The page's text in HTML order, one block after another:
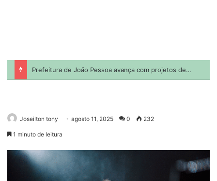
Joseilton tony agosto 11, 2025 0 232
1 minuto de leitura